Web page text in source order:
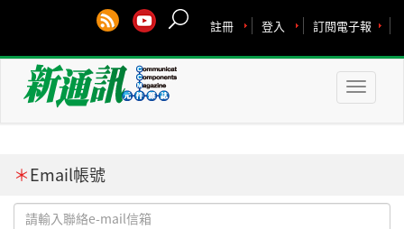
訂閱電子報
登入
註冊
Toggle
＊Email帳號